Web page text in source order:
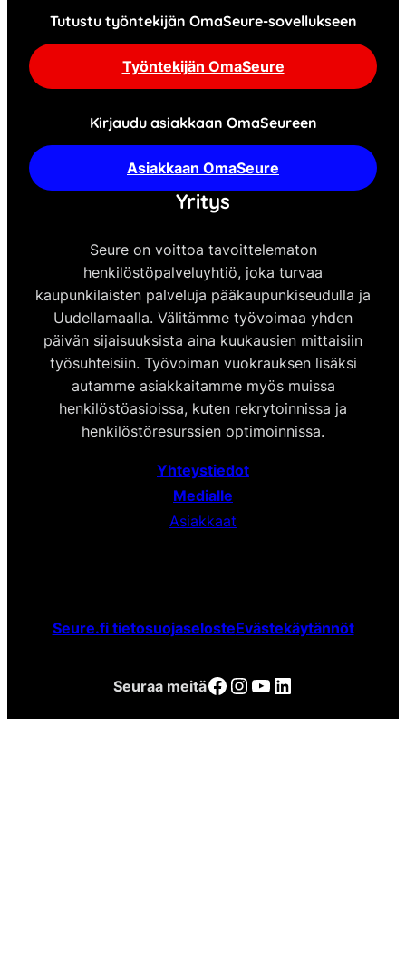
Tutustu työntekijän OmaSeure-sovellukseen
Työntekijän OmaSeure
Kirjaudu asiakkaan OmaSeureen
Asiakkaan OmaSeure
Yritys
Seure on voittoa tavoittelematon
henkilöstöpalveluyhtiö, joka turvaa
kaupunkilaisten palveluja pääkaupunkiseudulla ja
Uudellamaalla. Välitämme työvoimaa yhden
päivän sijaisuuksista aina kuukausien mittaisiin
työsuhteisiin. Työvoiman vuokrauksen lisäksi
autamme asiakkaitamme myös muissa
henkilöstöasioissa, kuten rekrytoinnissa ja
henkilöstöresurssien optimoinnissa.
Yhteystiedot
Medialle
Asiakkaat
Seure.fi tietosuojaselosteEvästekäytännöt
Seuraa meitäFacebook Instagram YouTube LinkedIn